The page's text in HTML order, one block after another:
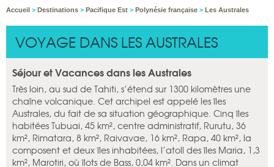
Accueil > Destinations > Pacifique Est > Polynésie française > Les Australes
VOYAGE DANS LES AUSTRALES
Séjour et Vacances dans les Australes
Très loin, au sud de Tahiti, s’étend sur 1300 kilomètres une
chaîne volcanique. Cet archipel est appelé les îles
Australes, du fait de sa situation géographique. Cinq îles
habitées Tubuai, 45 km², centre administratif, Rurutu, 36
km², Rimatara, 8 km², Raivavae, 16 km², Rapa, 40 km², la
composent et deux îles inhabitées, l’atoll des îles Maria, 1,3
km², Marotiri, où îlots de Bass, 0,04 km². Dans un climat